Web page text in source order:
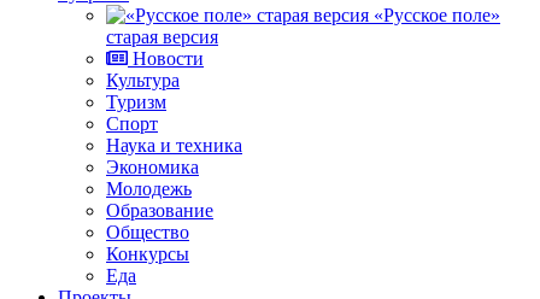
«Русское поле»
старая версия
Новости
Культура
Туризм
Спорт
Наука и техника
Экономика
Молодежь
Образование
Общество
Конкурсы
Еда